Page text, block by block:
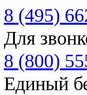
8 (495)
Для
8 (800)
Единый